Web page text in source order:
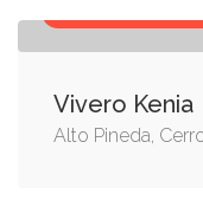
Vivero Kenia
Alto Pineda,